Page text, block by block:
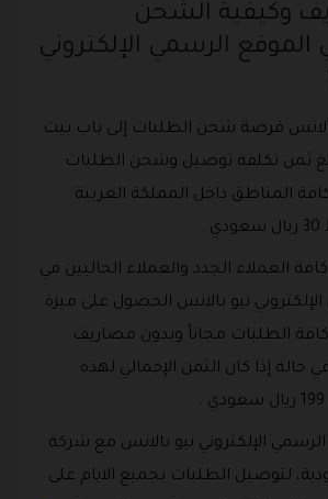
وكيفية الشحن
الرسمي الإلكتروني
فرصة شحن الطلبات إلى باب بيت
ثمن تكلفة توصيل وشحن الطلبات
المناطق داخل المملكة العربية
العملاء الجدد والعملاء الحاليين في
نيو بالانس الحصول على ميزة
الطلبات مجاناً وبدون مصاريف
إذا كان الثمن الإجمالي لهذه
الإلكتروني نيو بالانس مع شركة
لتوصيل الطلبات بجميع الايام على